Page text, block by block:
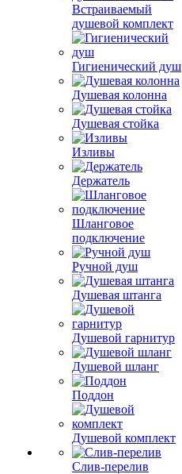
Встраиваемый
душевой комплект
Гигиенический душ
Душевая колонна
Душевая стойка
Изливы
Держатель
Шланговое
подключение
Ручной душ
Душевая штанга
Душевой гарнитур
Душевой шланг
Поддон
Душевой комплект
Слив-перелив